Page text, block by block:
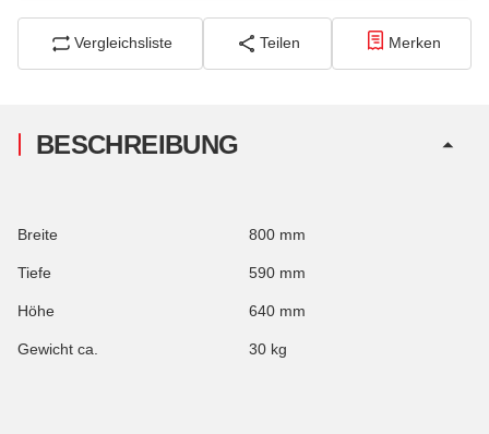
Vergleichsliste Teilen Merken
BESCHREIBUNG
Breite 800 mm
Tiefe 590 mm
Höhe 640 mm
Gewicht ca. 30 kg